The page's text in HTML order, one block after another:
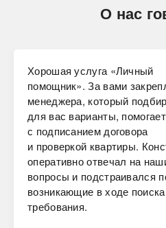
О нас
Хорошая услуга «Личный
помощник». За вами
менеджера, который
для вас варианты, помогает
с подписанием договора
и проверкой квартиры.
оперативно отвечал на
вопросы и подстраивался
возникающие в ходе поиска
требования.